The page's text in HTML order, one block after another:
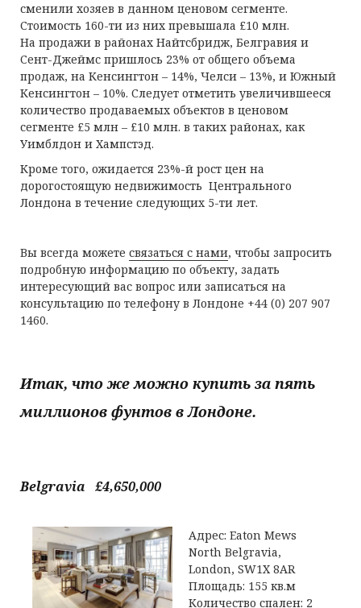
сменили хозяев в данном ценовом сегменте.
Стоимость 160-ти из них превышала £10 млн.
На продажи в районах Найтсбридж, Белгравия и
Сент-Джеймс пришлось 23% от общего объема
продаж, на Кенсингтон – 14%, Челси – 13%, и Южный
Кенсингтон – 10%. Следует отметить увеличившееся
количество продаваемых объектов в ценовом
сегменте £5 млн – £10 млн. в таких районах, как
Уимблдон и Хампстэд.
Кроме того, ожидается 23%-й рост цен на
дорогостоящую недвижимость Центрального
Лондона в течение следующих 5-ти лет.
Вы всегда можете связаться с нами, чтобы запросить
подробную информацию по объекту, задать
интересующий вас вопрос или записаться на
консультацию по телефону в Лондоне +44 (0) 207 907
1460.
Итак, что же можно купить за пять
миллионов фунтов в Лондоне.
Belgravia £4,650,000
Адрес: Eaton Mews
North Belgravia,
London, SW1X 8AR
Площадь: 155 кв.м
Количество спален: 2